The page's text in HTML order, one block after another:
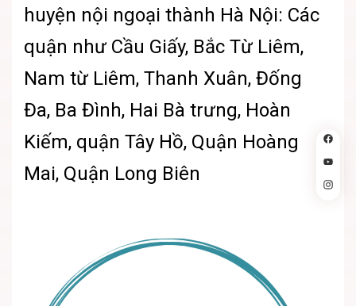
huyện nội ngoại thành Hà Nội: Các
quận như Cầu Giấy, Bắc Từ Liêm,
Nam từ Liêm, Thanh Xuân, Đống
Đa, Ba Đình, Hai Bà trưng, Hoàn
Kiếm, quận Tây Hồ, Quận Hoàng
Mai, Quận Long Biên